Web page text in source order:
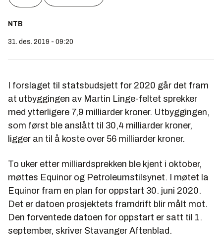
NTB
31. des. 2019 - 09:20
I forslaget til statsbudsjett for 2020 går det fram
at utbyggingen av Martin Linge-feltet sprekker
med ytterligere 7,9 milliarder kroner. Utbyggingen,
som først ble anslått til 30,4 milliarder kroner,
ligger an til å koste over 56 milliarder kroner.
To uker etter milliardsprekken ble kjent i oktober,
møttes Equinor og Petroleumstilsynet. I møtet la
Equinor fram en plan for oppstart 30. juni 2020.
Det er datoen prosjektets framdrift blir målt mot.
Den forventede datoen for oppstart er satt til 1.
september, skriver Stavanger Aftenblad.